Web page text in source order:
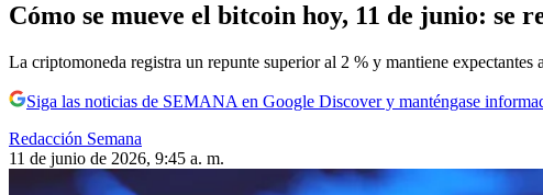
Cómo se mueve el bitcoin hoy, 11 de junio: se
La criptomoneda registra un repunte superior al 2 % y mantiene expectantes
Siga las noticias de SEMANA en Google Discover y manténgase
Redacción Semana
11 de junio de 2026, 9:45 a. m.